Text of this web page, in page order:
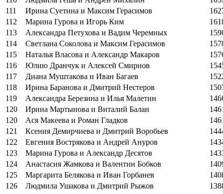
111
Ирина Суетина и Максим Герасимов
112
Марина Гурова и Игорь Ким
113
Александра Петухова и Вадим Черемных
114
Светлана Соколова и Максим Герасимов
115
Наталья Власова и Александр Макаров
116
Юлию Дранчук и Алексей Смирнов
117
Диана Муштакова и Иван Багаев
118
Ирина Баранова и Дмитрий Нестеров
119
Александра Березина и Илья Малетин
120
Ирина Мартынова и Виталий Балан
120
Ася Макеева и Роман Гладков
121
Ксения Демирчиева и Дмитрий Воробьев
122
Евгения Вострякова и Андрей Ануров
123
Марина Гурова и Александр Десятов
124
Анастасия Жамкова и Валентин Бобков
125
Маргарита Белякова и Иван Горбанев
126
Людмила Ушакова и Дмитрий Рыжов